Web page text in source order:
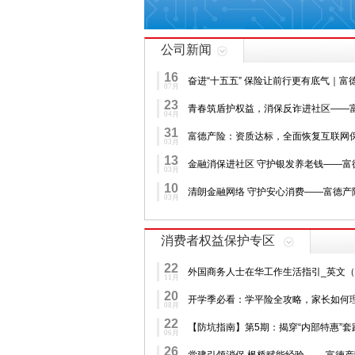
公司新闻
16
07月 奋进“十五五” 保险让前行更有底气｜富
23
04月 青春筑盾护权益，消保反诈进社区——
31
03月 富德产险：资质达标，全面恢复互联网
13
03月 金融消保进社区 守护银发养老钱——富
10
03月 清朗金融网络 守护安心消费——富德产
消费者权益保护专区
22
11月 外国商务人士在华工作生活指引_英文
20
08月 开学季必看：学平险全攻略，家长如何
22
06月 【防坑指南】第5期：揭穿“内部特惠”
26